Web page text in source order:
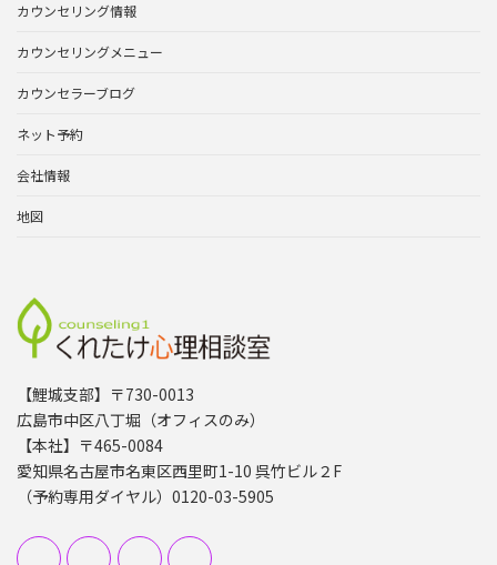
ブ
カウンセリング情報
カウンセリングメニュー
カウンセラーブログ
ネット予約
会社情報
地図
【鯉城支部】〒730-0013
広島市中区八丁堀（オフィスのみ）
【本社】〒465-0084
愛知県名古屋市名東区西里町1-10 呉竹ビル２F
（予約専用ダイヤル）0120-03-5905